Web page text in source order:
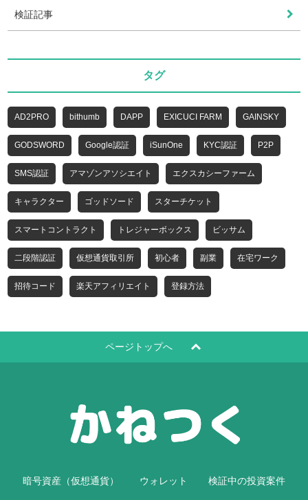
検証記事
タグ
AD2PRO bithumb DAPP EXICUCI FARM GAINSKY
GODSWORD Google認証 iSunOne KYC認証 P2P
SMS認証 アマゾンアソシエイト エクスカシーファーム
キャラクター ゴッドソード スターチケット
スマートコントラクト トレジャーボックス ビッサム
二段階認証 仮想通貨取引所 初心者 副業 在宅ワーク
招待コード 楽天アフィリエイト 登録方法
ページトップへ
暗号資産（仮想通貨） ウォレット 検証中の投資案件